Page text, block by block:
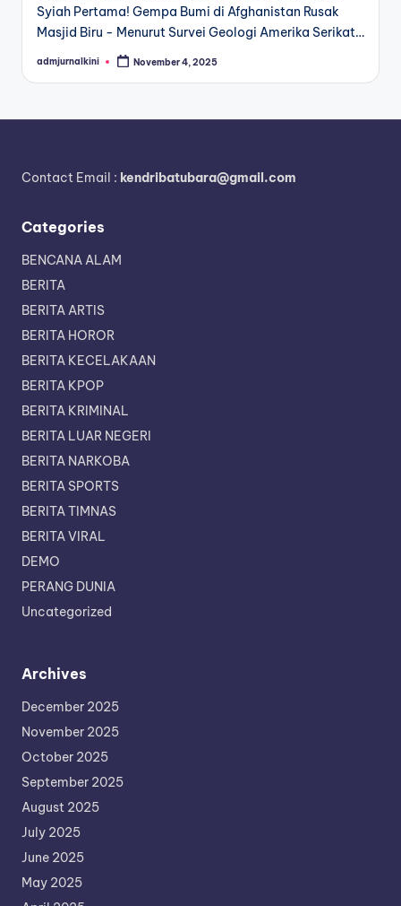
Syiah Pertama! Gempa Bumi di Afghanistan Rusak
Masjid Biru - Menurut Survei Geologi Amerika Serikat…
Posted
admjurnalkini November 4, 2025
Contact Email : kendribatubara@gmail.com
Categories
BENCANA ALAM
BERITA
BERITA ARTIS
BERITA HOROR
BERITA KECELAKAAN
BERITA KPOP
BERITA KRIMINAL
BERITA LUAR NEGERI
BERITA NARKOBA
BERITA SPORTS
BERITA TIMNAS
BERITA VIRAL
DEMO
PERANG DUNIA
Uncategorized
Archives
December 2025
November 2025
October 2025
September 2025
August 2025
July 2025
June 2025
May 2025